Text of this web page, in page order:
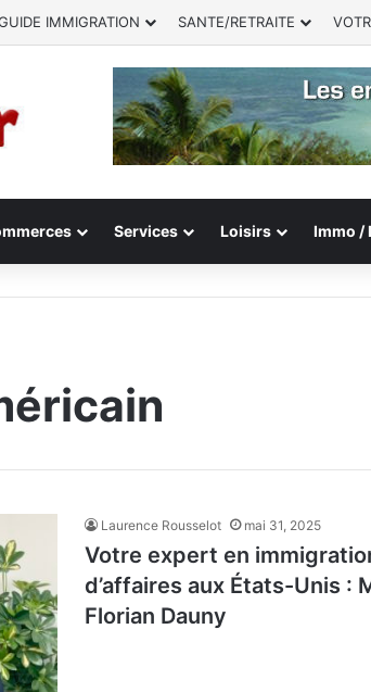
IMMIGRATION SANTE/RETRAITE
Services Loisirs Immo /
Laurence Rousselot mai 31, 2025
Votre expert en
d’affaires aux États-Unis :
Florian Dauny